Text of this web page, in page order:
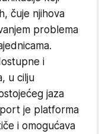
čuje njihova
problema
i
u cilju
jaza
je platforma
i omogućava